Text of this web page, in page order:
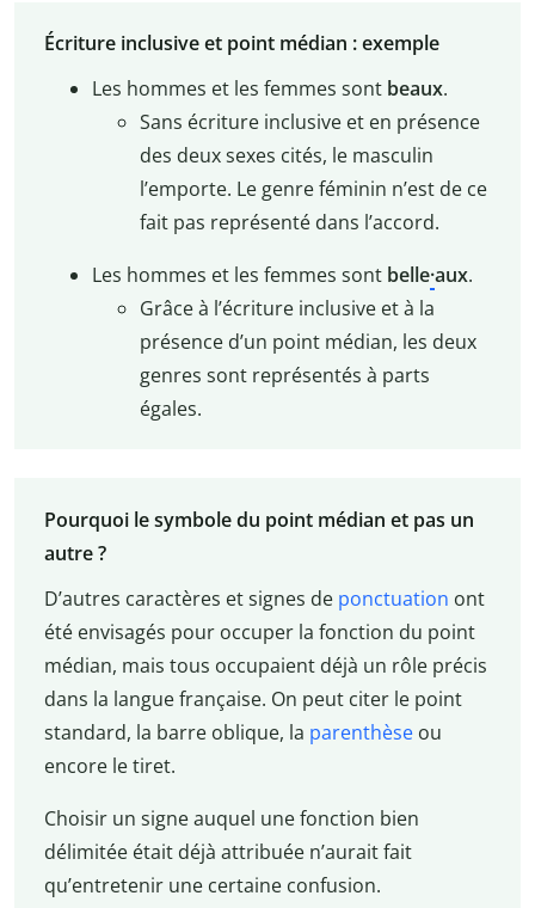
Écriture inclusive et point médian : exemple
Les hommes et les femmes sont beaux.
Sans écriture inclusive et en présence
des deux sexes cités, le masculin
l’emporte. Le genre féminin n’est de ce
fait pas représenté dans l’accord.
Les hommes et les femmes sont belle·aux.
Grâce à l’écriture inclusive et à la
présence d’un point médian, les deux
genres sont représentés à parts
égales.
Pourquoi le symbole du point médian et pas un
autre ?
D’autres caractères et signes de ponctuation ont
été envisagés pour occuper la fonction du point
médian, mais tous occupaient déjà un rôle précis
dans la langue française. On peut citer le point
standard, la barre oblique, la parenthèseou
encore le tiret.
Choisir un signe auquel une fonction bien
délimitée était déjà attribuée n’aurait fait
qu’entretenir une certaine confusion.